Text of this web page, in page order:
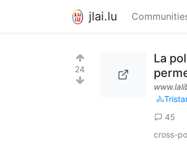
jlai.lu
24
La
45
cross-